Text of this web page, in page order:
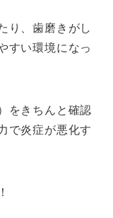
り、歯磨きがし
すい環境になっ
をきちんと確認
で炎症が悪化す